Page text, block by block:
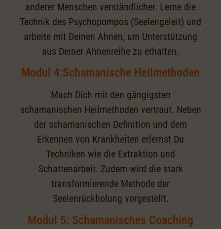
anderer Menschen verständlicher. Lerne die
Technik des Psychopompos (Seelengeleit) und
arbeite mit Deinen Ahnen, um Unterstützung
aus Deiner Ahnenreihe zu erhalten.
Modul 4:Schamanische Heilmethoden
Mach Dich mit den gängigsten
schamanischen Heilmethoden vertraut. Neben
der schamanischen Definition und dem
Erkennen von Krankheiten erlernst Du
Techniken wie die Extraktion und
Schattenarbeit. Zudem wird die stark
transformierende Methode der
Seelenrückholung vorgestellt.
Modul 5: Schamanisches Coaching